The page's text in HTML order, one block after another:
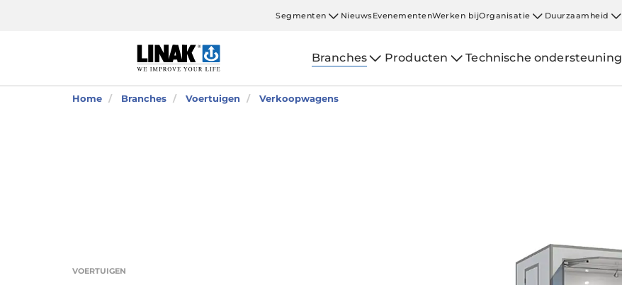
Segmenten NieuwsEvenementenWerken bijOrganisatie Duurzaamheid
Branches Producten Technische ondersteuning
Home Branches Voertuigen Verkoopwagens
VOERTUIGEN